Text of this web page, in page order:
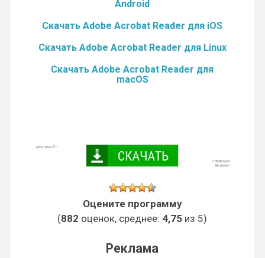
Android
Скачать Adobe Acrobat Reader для iOS
Скачать Adobe Acrobat Reader для Linux
Скачать Adobe Acrobat Reader для
macOS
Оцените программу
(882 оценок, среднее: 4,75 из 5)
Реклама